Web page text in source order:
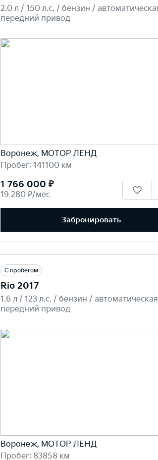
2.0 л / 150 л.c. / бензин /
передний привод
Воронеж, МОТОР ЛЕНД
Пробег: 141100 км
1 766 000 ₽
19 280 ₽/мес
Забронировать
С пробегом
Rio 2017
1.6 л / 123 л.c. / бензин /
передний привод
Воронеж, МОТОР ЛЕНД
Пробег: 83858 км